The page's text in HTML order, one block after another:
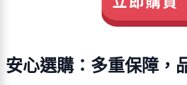
安心選購：多重保障，